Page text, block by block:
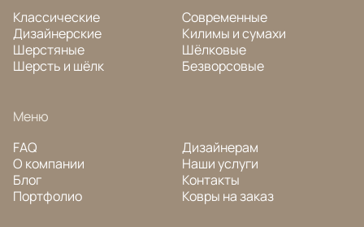
Классические
Дизайнерские
Шерстяные
Шерсть и шёлк
Современные
Килимы и сумахи
Шёлковые
Безворсовые
Меню
FAQ
О компании
Блог
Портфолио
Дизайнерам
Наши услуги
Контакты
Ковры на заказ